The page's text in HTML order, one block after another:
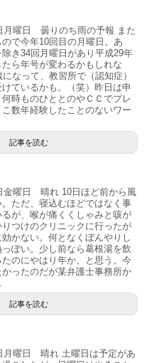
曜日 曇りのち雨の予報 また
で今年10回目の月曜日。あ
き34回月曜日があり平成29年
ら年号が変わるかもしれな
なって、教習所で（認知症）
ているかも。（笑）昨日は申
時ものひととのやＣＣでプレ
数年経験したことのないワー
記事を読む
曜日 晴れ 10日ほど前から風
ただ、寝込むほどではなく事
が、喉が痛くくしゃみと咳が
つけのクリニックに行ったが
かない。何となくぼんやりし
ぽい。少し前なら葛根湯を飲
のにやはり年か、と思う。今
ったのだが某弁護士事務所か
記事を読む
曜日 晴れ 土曜日は予定があ